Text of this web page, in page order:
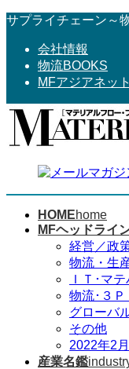
コ
へ
ス
ナ
ョ
ン
サプライチェーン～
会社情報
物流BOOKS
MFアジアネット
HOMEhome
MFヘッドライ
経営／政
物流・生
ＩＴ･マ
物流･３Ｐ
グローバ
その他
2022年2
産業名鑑